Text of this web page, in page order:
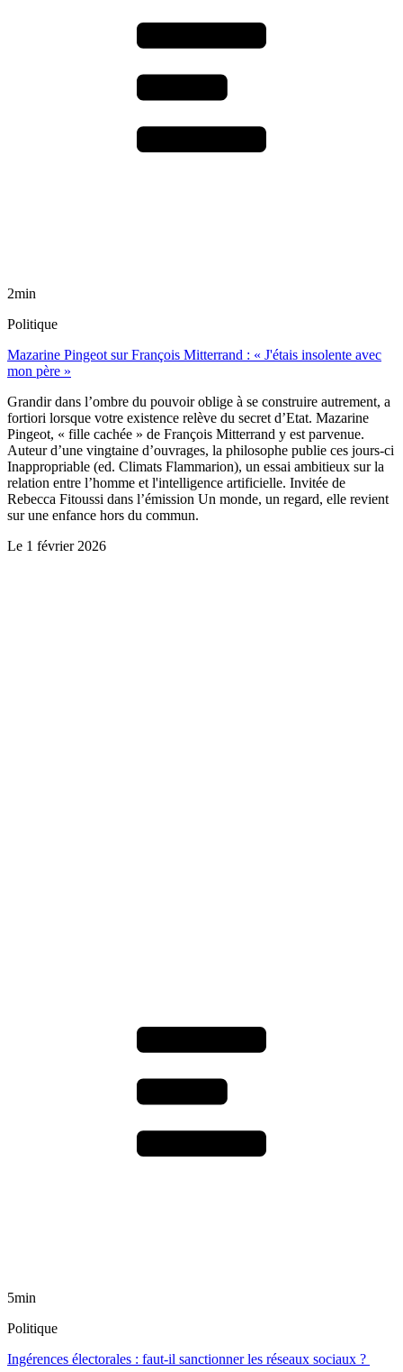
2min
Politique
Mazarine Pingeot sur François Mitterrand : « J'étais insolente avec
mon père »
Grandir dans l’ombre du pouvoir oblige à se construire autrement, a
fortiori lorsque votre existence relève du secret d’Etat. Mazarine
Pingeot, « fille cachée » de François Mitterrand y est parvenue.
Auteur d’une vingtaine d’ouvrages, la philosophe publie ces jours-ci
Inappropriable (ed. Climats Flammarion), un essai ambitieux sur la
relation entre l’homme et l'intelligence artificielle. Invitée de
Rebecca Fitoussi dans l’émission Un monde, un regard, elle revient
sur une enfance hors du commun.
Le 1 février 2026
5min
Politique
Ingérences électorales : faut-il sanctionner les réseaux sociaux ?